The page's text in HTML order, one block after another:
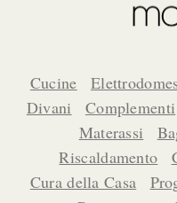
Cucine
Divani
Complementi
Materassi
Riscaldamento
Cura della Casa